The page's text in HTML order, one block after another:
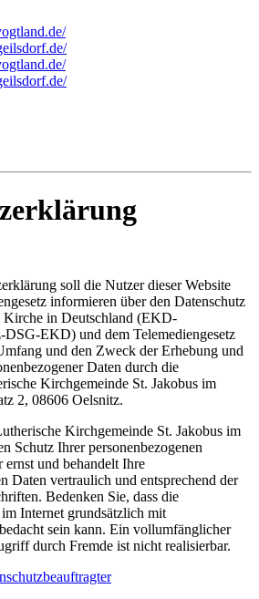
soll die Nutzer dieser Website
informieren über den Datenschutz
Kirche in Deutschland (EKD-
DSG-EKD) und dem Telemediengesetz
und den Zweck der Erhebung und
Daten durch die
Kirchgemeinde St. Jakobus im
2, 08606 Oelsnitz.
Kirchgemeinde St. Jakobus im
Schutz Ihrer personenbezogenen
ernst und behandelt Ihre
Daten vertraulich und entsprechend der
Bedenken Sie, dass die
Internet grundsätzlich mit
sein kann. Ein vollumfänglicher
durch Fremde ist nicht realisierbar.